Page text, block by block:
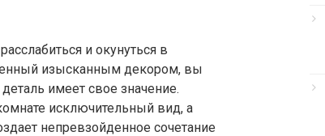
и окунуться в
изысканным декором, вы
имеет свое значение.
исключительный вид, а
непревзойденное сочетание